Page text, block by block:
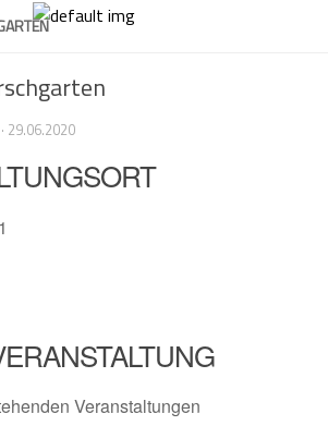
· 29.06.2020
Veranstaltungen